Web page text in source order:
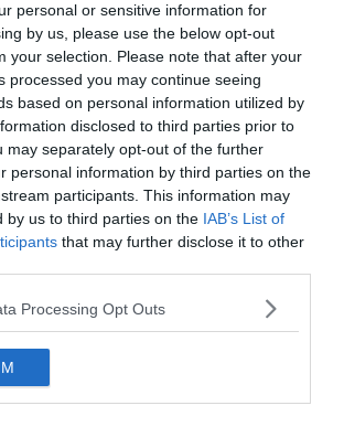
personal or sensitive information for
by us, please use the below opt-out
your selection. Please note that after your
processed you may continue seeing
based on personal information utilized by
disclosed to third parties prior to
may separately opt-out of the further
personal information by third parties on the
participants. This information may
by us to third parties on the IAB’s List of
that may further disclose it to other
Processing Opt Outs
de fauconnerie qui se
fois par jour. Le château est
et des visites guidées
plonger dans l’histoire fascinante de
forteresse.
de Hallein et Dürrnberg